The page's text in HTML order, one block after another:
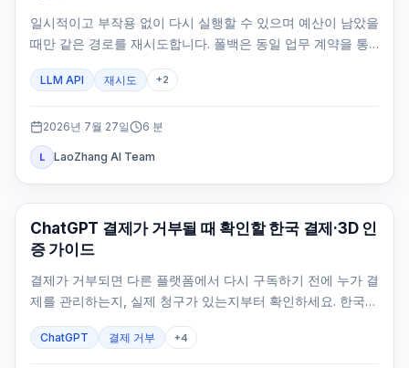
일시적이고 부작용 없이 다시 실행할 수 있으며 예산이 남았을
때만 같은 경로를 재시도합니다. 폴백은 동일 업무 계약을 통
LLM API 재시도 +2
2026년 7월 27일 6 분
L LaoZhang AI Team
ChatGPT
ChatGPT 결제가 거부될 때 확인할 한국 결제·3D 인
증 가이드
결제가 거부되면 다른 플랫폼에서 다시 구독하기 전에 누가 결
제를 관리하는지, 실제 청구가 있는지부터 확인하세요. 한국
로를 정리했습니다.
ChatGPT 결제 거부 +4